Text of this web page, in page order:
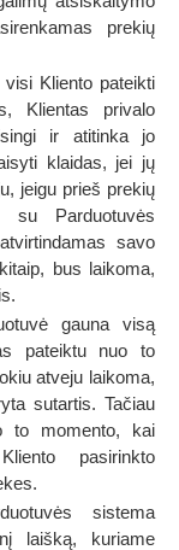
prekių
Kliento pateikti
Klientas privalo
ir atitinka jo
klaidas, jei jų
jeigu prieš prekių
su Parduotuvės
savo
bus laikoma,
gauna visą
pateiktu nuo to
atveju laikoma,
sutartis. Tačiau
to momento, kai
pasirinkto
sistema
laišką, kuriame